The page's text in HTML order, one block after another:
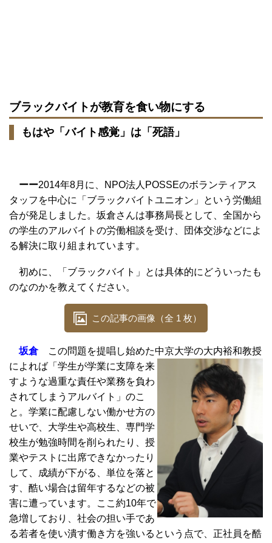
ブラックバイトが教育を食い物にする
もはや「バイト感覚」は「死語」
ーー2014年8月に、NPO法人POSSEのボランティアス
タッフを中心に「ブラックバイトユニオン」という労働組
合が発足しました。坂倉さんは事務局長として、全国から
の学生のアルバイトの労働相談を受け、団体交渉などによ
る解決に取り組まれています。
初めに、「ブラックバイト」とは具体的にどういったも
のなのかを教えてください。
この記事の画像（全 1 枚）
坂倉この問題を提唱し始めた中京大学の大内裕和教授
によれば「学生が学業に支障を来
すような過重な責任や業務を負わ
されてしまうアルバイト」のこ
と。学業に配慮しない働かせ方の
せいで、大学生や高校生、専門学
校生が勉強時間を削られたり、授
業やテストに出席できなかったり
して、成績が下がる、単位を落と
す、酷い場合は留年するなどの被
害に遭っています。ここ約10年で
急増しており、社会の担い手であ
る若者を使い潰す働き方を強いるという点で、正社員を酷